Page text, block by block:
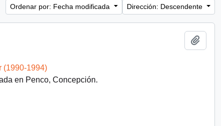
Ordenar por: Fecha modificada Dirección: Descendente
(1990-1994)
en Penco, Concepción.